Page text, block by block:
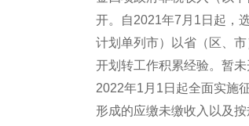
开。自2021年7月1日起，
计划单列市）以省（区、
开划转工作积累经验。暂
2022年1月1日起全面实施
形成的应缴未缴收入以及